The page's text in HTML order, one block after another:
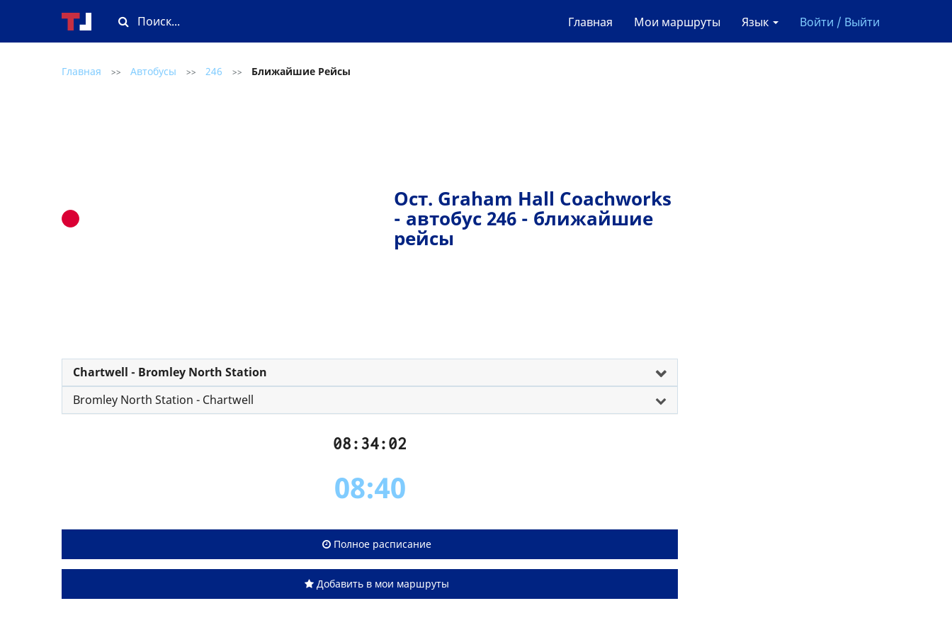
Главная Мои маршруты Язык Войти / Выйти
Главная >> Автобусы >> 246 >> Ближайшие Рейсы
Ост. Graham Hall Coachworks
- автобус 246 - ближайшие
рейсы
Chartwell - Bromley North Station
Bromley North Station - Chartwell
08:34:02
08:40
Полное расписание
Добавить в мои маршруты